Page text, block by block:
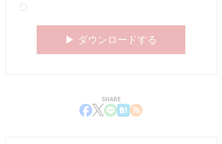
▶︎ ダウンロードする
SHARE